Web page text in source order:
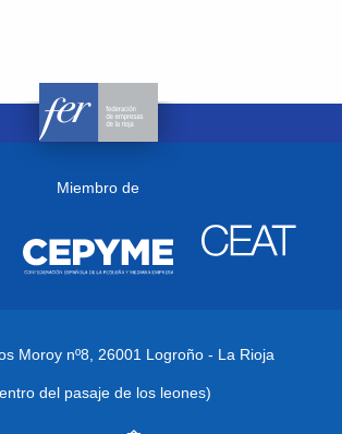
Miembro de
Moroy nº8, 26001 Logroño - La Rioja
del pasaje de los leones)